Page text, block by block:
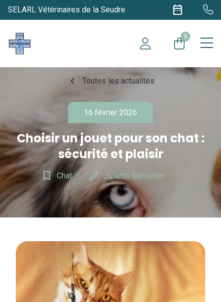
SELARL Vétérinaires de la Seudre date_range
0
chevron_left Toutes les actualités
16 février 2026
Choisir un jouet pour son chat :
sécurité et plaisir
bookmark_border Chat edit Juliette Garnodier